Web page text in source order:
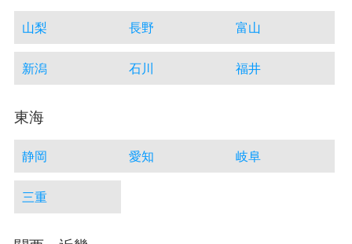
山梨 長野 富山
新潟 石川 福井
東海
静岡 愛知 岐阜
三重